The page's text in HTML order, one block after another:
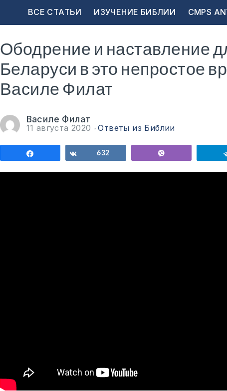
ВСЕ СТАТЬИ ИЗУЧЕНИЕ БИБЛИИ CMPS
Ободрение и наставление
Беларуси в это непростое
Василе Филат
Василе Филат
11 августа 2020 Ответы из Библии
Поделиться Поделиться
632